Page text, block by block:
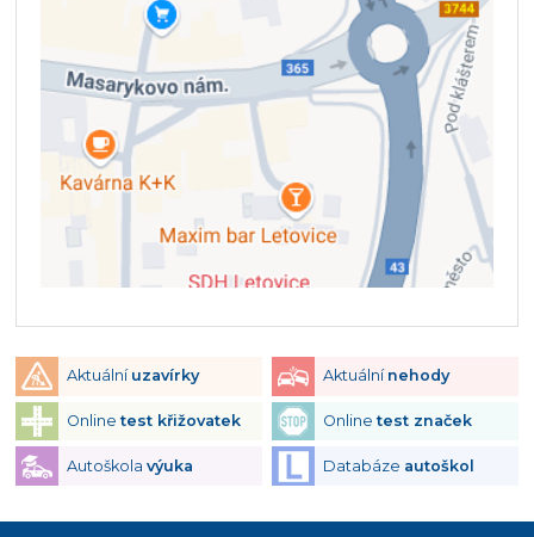
Aktuální uzavírky Aktuální nehody
Onlinetest křižovatek Onlinetest značek
Autoškola výuka Databáze autoškol